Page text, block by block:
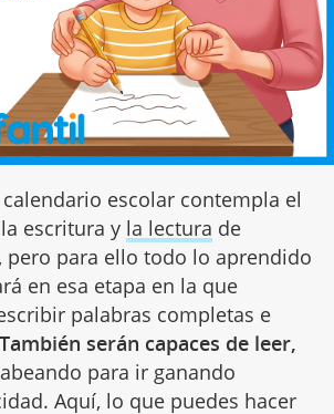
escolar contempla el
escritura y la lectura de
pero para ello todo lo aprendido
en esa etapa en la que
palabras completas e
También serán capaces de leer,
para ir ganando
Aquí, lo que puedes hacer